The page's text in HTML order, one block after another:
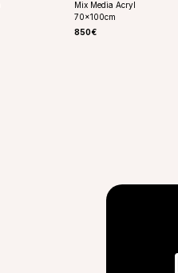
Mix Media Acryl
70x100cm
850€